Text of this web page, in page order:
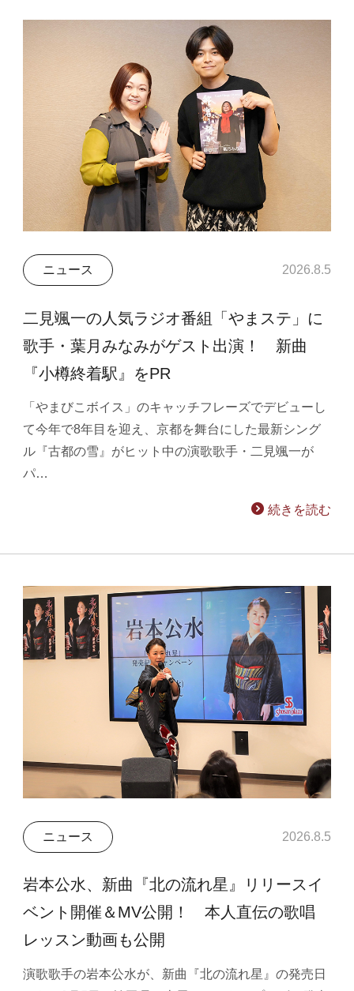
ニュース 2026.8.5
二見颯一の人気ラジオ番組「やまステ」に
歌手・葉月みなみがゲスト出演！ 新曲
『小樽終着駅』をPR
「やまびこボイス」のキャッチフレーズでデビューし
て今年で8年目を迎え、京都を舞台にした最新シング
ル『古都の雪』がヒット中の演歌歌手・二見颯一が
パ…
続きを読む
ニュース 2026.8.5
岩本公水、新曲『北の流れ星』リリースイ
ベント開催＆MV公開！ 本人直伝の歌唱
レッスン動画も公開
演歌歌手の岩本公水が、新曲『北の流れ星』の発売日